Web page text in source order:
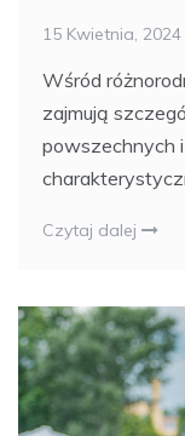
15 Kwietnia, 2024
Wśród
zajmują
powszechnych
Czytaj dalej